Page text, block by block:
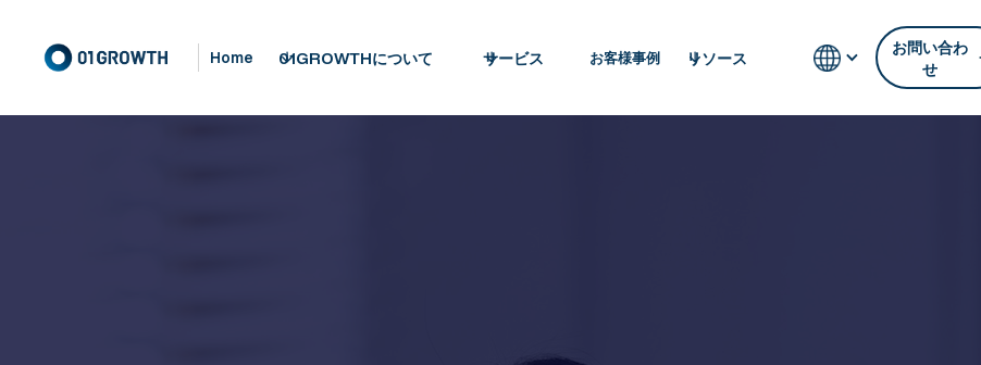
Home 01GROWTHについて サービス お客様事例 リソース
お問い合わ
せ